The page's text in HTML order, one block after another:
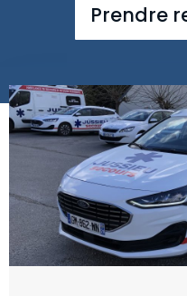
Prendre